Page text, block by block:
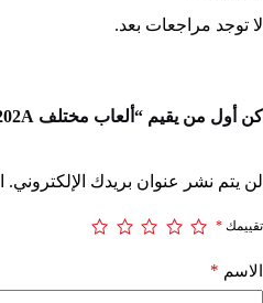
لا توجد مراجعات بعد.
كن أول من يقيم “ألعاب مختلف XY24-202A”
لن يتم نشر عنوان بريدك الإلكتروني.
تقييمك *
الاسم *